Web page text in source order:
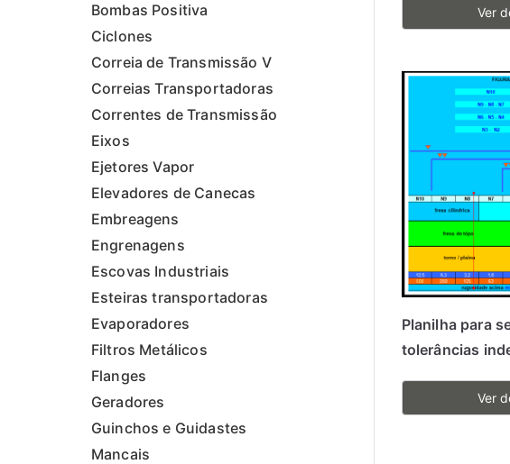
Ver
Planilha para
tolerâncias
Ver
Bombas Positiva
Ciclones
Correia de Transmissão V
Correias Transportadoras
Correntes de Transmissão
Eixos
Ejetores Vapor
Elevadores de Canecas
Embreagens
Engrenagens
Escovas Industriais
Esteiras transportadoras
Evaporadores
Filtros Metálicos
Flanges
Geradores
Guinchos e Guidastes
Mancais